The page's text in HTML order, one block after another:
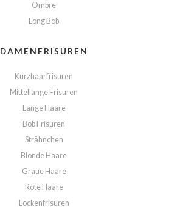
Ombre
Long Bob
DAMENFRISUREN
Kurzhaarfrisuren
Mittellange Frisuren
Lange Haare
Bob Frisuren
Strähnchen
Blonde Haare
Graue Haare
Rote Haare
Lockenfrisuren